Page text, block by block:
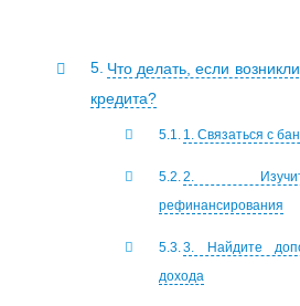
Что делать, если
кредита?
1. Связаться с
2.
рефинансирования
3. Найдите
дохода